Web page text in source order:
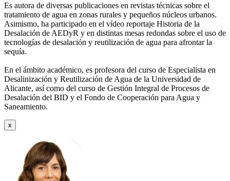
Es autora de diversas publicaciones en revistas técnicas sobre el
tratamiento de agua en zonas rurales y pequeños núcleos urbanos.
Asimismo, ha participado en el vídeo reportaje Historia de la
Desalación de AEDyR y en distintas mesas redondas sobre el uso de
tecnologías de desalación y reutilización de agua para afrontar la
sequía.
En el ámbito académico, es profesora del curso de Especialista en
Desalinización y Reutilización de Agua de la Universidad de
Alicante, así como del curso de Gestión Integral de Procesos de
Desalación del BID y el Fondo de Cooperación para Agua y
Saneamiento.
x